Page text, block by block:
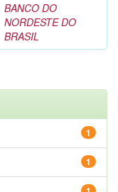
BANCO DO
NORDESTE DO
BRASIL
1
1